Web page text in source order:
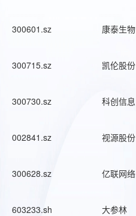
300601.sz 康泰生物
300715.sz 凯伦股份
300730.sz 科创信息
002841.sz 视源股份
300628.sz 亿联网络
603233.sh 大参林